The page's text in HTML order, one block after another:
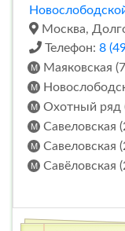
Москва,
Телефон: 8
Маяковская
Охотный ряд
Савеловская
Савеловская
Савёловская